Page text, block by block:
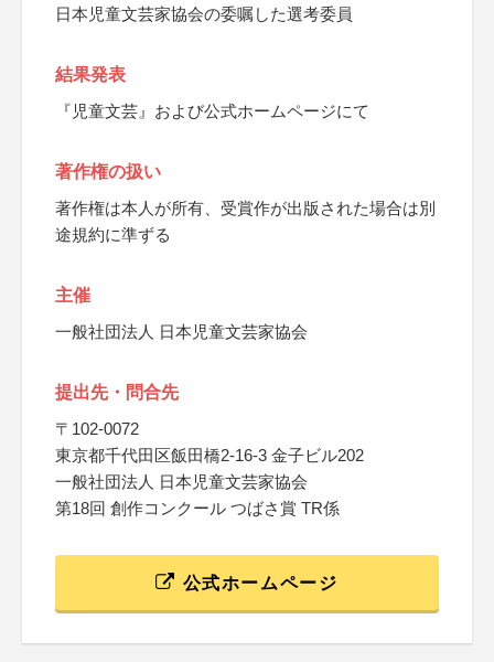
日本児童文芸家協会の委嘱した選考委員
結果発表
『児童文芸』および公式ホームページにて
著作権の扱い
著作権は本人が所有、受賞作が出版された場合は別
途規約に準ずる
主催
一般社団法人 日本児童文芸家協会
提出先・問合先
〒102-0072
東京都千代田区飯田橋2-16-3 金子ビル202
一般社団法人 日本児童文芸家協会
第18回 創作コンクール つばさ賞 TR係
公式ホームページ